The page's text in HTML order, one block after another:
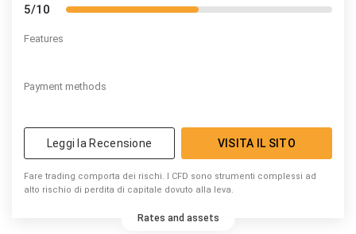
5/10
Features
Payment methods
Leggi la Recensione VISITA IL SITO
Fare trading comporta dei rischi. I CFD sono strumenti complessi ad
alto rischio di perdita di capitale dovuto alla leva.
Rates and assets